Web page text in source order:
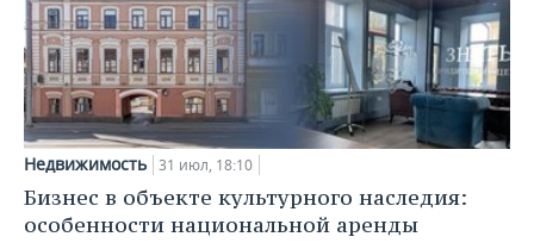
Недвижимость 31 июл, 18:10
Бизнес в объекте культурного наследия:
особенности национальной аренды